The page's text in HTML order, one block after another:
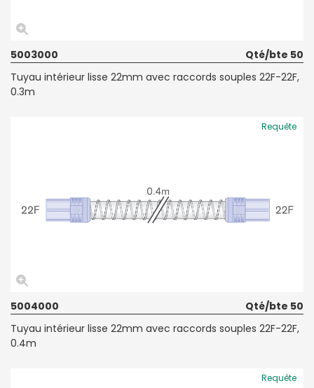
5003000
Qté/bte 50
Tuyau intérieur lisse 22mm avec raccords souples 22F-22F,
0.3m
Requête
5004000
Qté/bte 50
Tuyau intérieur lisse 22mm avec raccords souples 22F-22F,
0.4m
Requête